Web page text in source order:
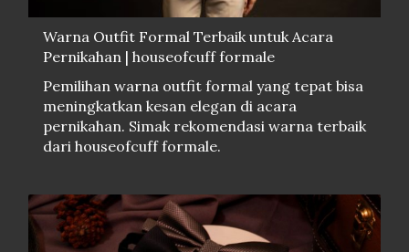
Warna Outfit Formal Terbaik untuk Acara
Pernikahan | houseofcuff formale
Pemilihan warna outfit formal yang tepat bisa
meningkatkan kesan elegan di acara
pernikahan. Simak rekomendasi warna terbaik
dari houseofcuff formale.